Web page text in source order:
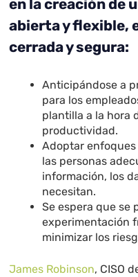
en la creación de
abierta y flexible,
cerrada y segura:
Anticipándose a
para los
plantilla a la hora
productividad.
Adoptar
las personas
información, los
necesitan.
Se espera que se
experimentación
minimizar los
James Robinson, CISO